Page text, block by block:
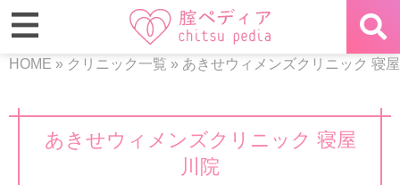
HOME » クリニック一覧 » あきせウィメンズクリニック 寝
あきせウィメンズクリニック 寝屋
川院